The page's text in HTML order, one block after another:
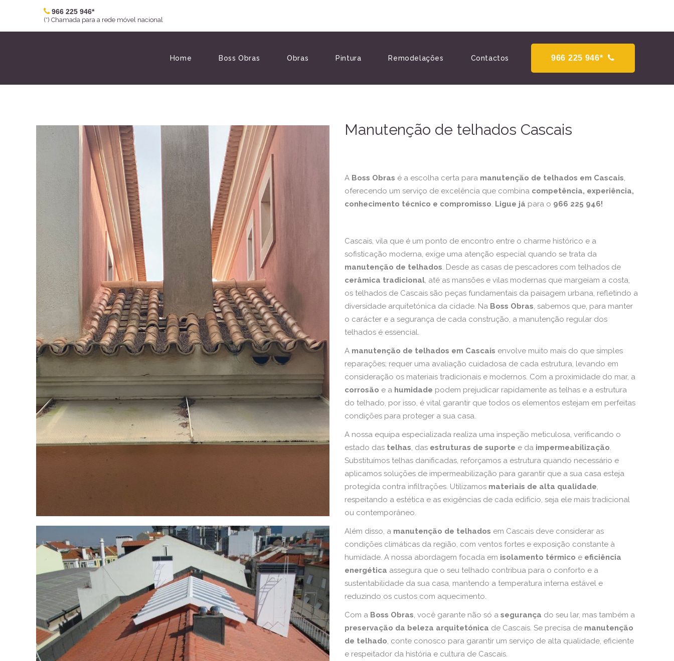
966 225 946*
(*) Chamada para a rede móvel nacional
966 225 946*
Home Boss Obras Obras Pintura Remodelações Contactos
Manutenção de telhados Cascais
A Boss Obras é a escolha certa para manutenção de telhados em Cascais,
oferecendo um serviço de excelência que combina competência, experiência,
conhecimento técnico e compromisso. Ligue já para o 966 225 946!
Cascais, vila que é um ponto de encontro entre o charme histórico e a
sofisticação moderna, exige uma atenção especial quando se trata da
manutenção de telhados. Desde as casas de pescadores com telhados de
cerâmica tradicional, até as mansões e vilas modernas que margeiam a costa,
os telhados de Cascais são peças fundamentais da paisagem urbana, refletindo a
diversidade arquitetónica da cidade. Na Boss Obras, sabemos que, para manter
o carácter e a segurança de cada construção, a manutenção regular dos
telhados é essencial.
A manutenção de telhados em Cascais envolve muito mais do que simples
reparações; requer uma avaliação cuidadosa de cada estrutura, levando em
consideração os materiais tradicionais e modernos. Com a proximidade do mar, a
corrosão e a humidade podem prejudicar rapidamente as telhas e a estrutura
do telhado, por isso, é vital garantir que todos os elementos estejam em perfeitas
condições para proteger a sua casa.
A nossa equipa especializada realiza uma inspeção meticulosa, verificando o
estado das telhas, das estruturas de suporte e da impermeabilização.
Substituímos telhas danificadas, reforçamos a estrutura quando necessário e
aplicamos soluções de impermeabilização para garantir que a sua casa esteja
protegida contra infiltrações. Utilizamos materiais de alta qualidade,
respeitando a estética e as exigências de cada edifício, seja ele mais tradicional
ou contemporâneo.
Além disso, a manutenção de telhados em Cascais deve considerar as
condições climáticas da região, com ventos fortes e exposição constante à
humidade. A nossa abordagem focada em isolamento térmico e eficiência
energética assegura que o seu telhado contribua para o conforto e a
sustentabilidade da sua casa, mantendo a temperatura interna estável e
reduzindo os custos com aquecimento.
Com a Boss Obras, você garante não só a segurança do seu lar, mas também a
preservação da beleza arquitetónica de Cascais. Se precisa de manutenção
de telhado, conte conosco para garantir um serviço de alta qualidade, eficiente
e respeitador da história e cultura de Cascais.